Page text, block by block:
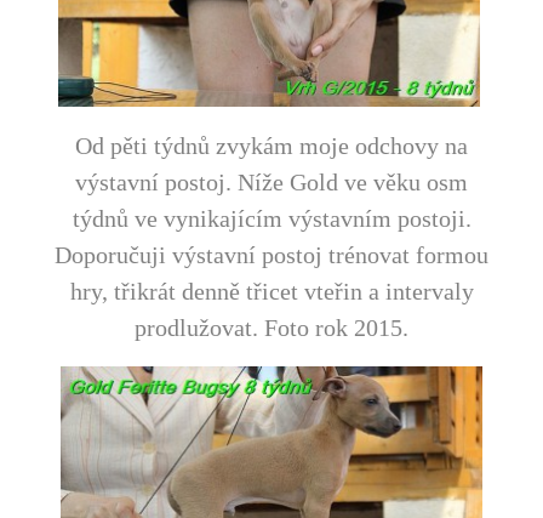
Od pěti týdnů zvykám moje odchovy na
výstavní postoj. Níže Gold ve věku osm
týdnů ve vynikajícím výstavním postoji.
Doporučuji výstavní postoj trénovat formou
hry, třikrát denně třicet vteřin a intervaly
prodlužovat. Foto rok 2015.